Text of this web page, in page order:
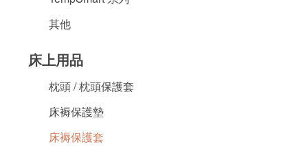
其他
床上用品
枕頭 / 枕頭保護套
床褥保護墊
床褥保護套